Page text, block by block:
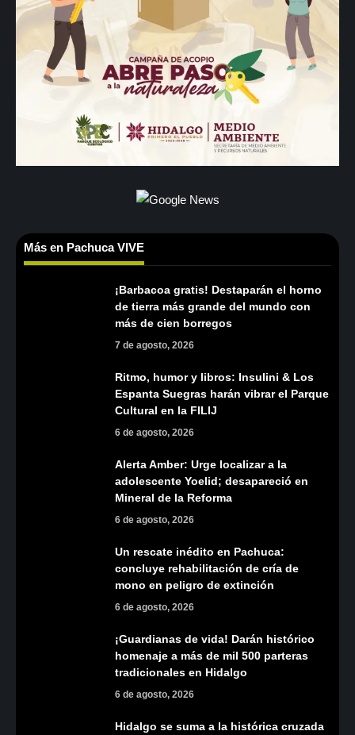
Más en Pachuca VIVE
¡Barbacoa gratis! Destaparán el horno
de tierra más grande del mundo con
más de cien borregos
7 de agosto, 2026
Ritmo, humor y libros: Insulini & Los
Espanta Suegras harán vibrar el Parque
Cultural en la FILIJ
6 de agosto, 2026
Alerta Amber: Urge localizar a la
adolescente Yoelid; desapareció en
Mineral de la Reforma
6 de agosto, 2026
Un rescate inédito en Pachuca:
concluye rehabilitación de cría de
mono en peligro de extinción
6 de agosto, 2026
¡Guardianas de vida! Darán histórico
homenaje a más de mil 500 parteras
tradicionales en Hidalgo
6 de agosto, 2026
Hidalgo se suma a la histórica cruzada